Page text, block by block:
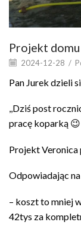
Projekt domu
2024-12-28 /
Pan Jurek dzieli
,,Dziś post
pracę koparką 😉
Projekt Veronica
Odpowiadając
– koszt to mniej
42tys za